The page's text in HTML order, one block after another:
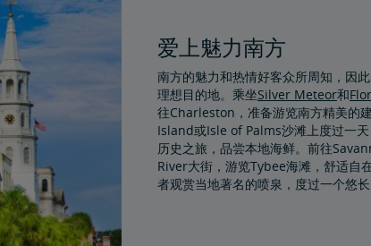
爱上魅力南方
南方的魅力和热情好客众所周知，因
理想目的地。乘坐Silver Meteor和
往Charleston，准备游览南方精美的
Island或Isle of Palms沙滩上度过一
历史之旅，品尝本地海鲜。前往
River大街，游览Tybee海滩，舒适自
者观赏当地著名的喷泉，度过一个悠长